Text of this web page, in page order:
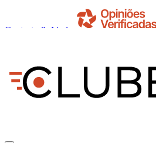
Contacto & Ajuda